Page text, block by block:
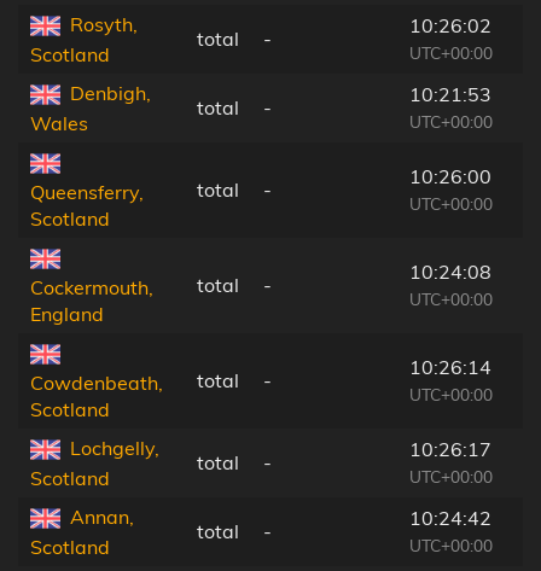
Rosyth,
Scotland
total -
10:26:02
UTC+00:00
Denbigh,
Wales
total -
10:21:53
UTC+00:00
Queensferry,
Scotland
total -
10:26:00
UTC+00:00
Cockermouth,
England
total -
10:24:08
UTC+00:00
Cowdenbeath,
Scotland
total -
10:26:14
UTC+00:00
Lochgelly,
Scotland
total -
10:26:17
UTC+00:00
Annan,
Scotland
total -
10:24:42
UTC+00:00